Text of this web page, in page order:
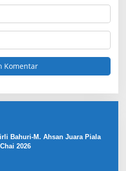
Bahuri-M. Ahsan Juara Piala
2026